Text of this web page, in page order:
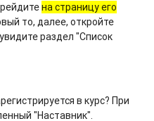
на страницу его
то, далее, откройте
раздел "Список
в курс? При
"Наставник".